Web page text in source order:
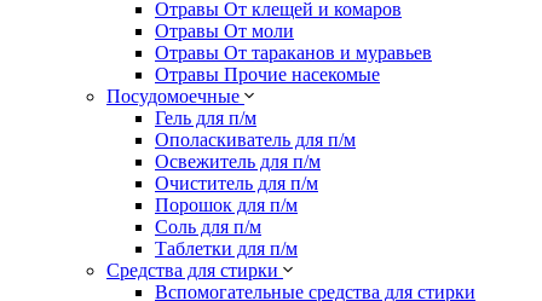
Отравы От клещей и комаров
Отравы От моли
Отравы От тараканов и муравьев
Отравы Прочие насекомые
Посудомоечные
Гель для п/м
Ополаскиватель для п/м
Освежитель для п/м
Очиститель для п/м
Порошок для п/м
Соль для п/м
Таблетки для п/м
Средства для стирки
Вспомогательные средства для стирки